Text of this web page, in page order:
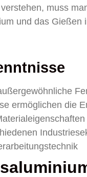
muss
und das
ermöglichen die